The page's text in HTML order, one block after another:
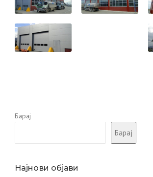
Барај
Барај
Најнови објави